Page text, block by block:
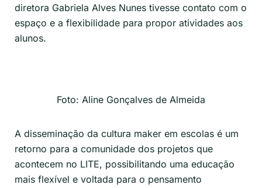
diretora Gabriela Alves Nunes tivesse contato com o
espaço e a flexibilidade para propor atividades aos
alunos.
Foto: Aline Gonçalves de Almeida
A disseminação da cultura maker em escolas é um
retorno para a comunidade dos projetos que
acontecem no LITE, possibilitando uma educação
mais flexível e voltada para o pensamento